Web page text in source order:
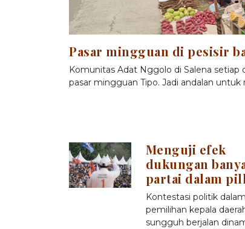
Pasar mingguan di pesisir
Komunitas Adat Nggolo di Salena setiap
pasar mingguan Tipo. Jadi andalan
Menguji efek
dukungan
partai dalam
Kontestasi politik dalam
pemilihan kepala
sungguh berjalan